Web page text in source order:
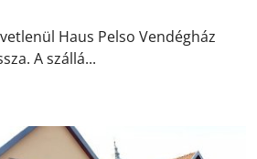
Haus Pelso Vendégház
A szállá...